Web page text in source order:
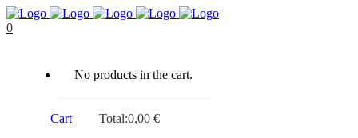
0
No products in the cart.
Cart Total:0,00 €